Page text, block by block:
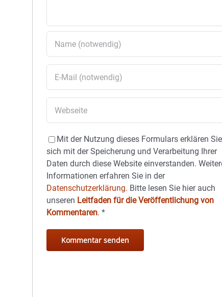
Mit der Nutzung dieses Formulars erklären Sie
sich mit der Speicherung und Verarbeitung Ihrer
Daten durch diese Website einverstanden.
Informationen erfahren Sie in der
Datenschutzerklärung. Bitte lesen Sie hier auch
unseren Leitfaden für die Veröffentlichung von
Kommentaren.*